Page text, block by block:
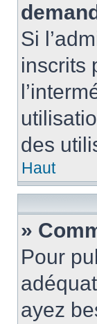
Si
inscrits
des
Haut
»
Pour
ayez